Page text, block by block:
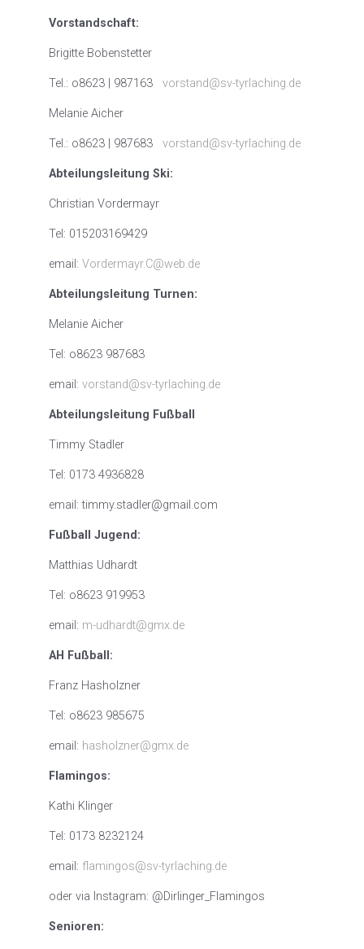
Vorstandschaft:
Brigitte Bobenstetter
Tel.: o8623 | 987163 vorstand@sv-tyrlaching.de
Melanie Aicher
Tel.: o8623 | 987683 vorstand@sv-tyrlaching.de
Abteilungsleitung Ski:
Christian Vordermayr
Tel: 015203169429
email: Vordermayr.C@web.de
Abteilungsleitung Turnen:
Melanie Aicher
Tel: o8623 987683
email: vorstand@sv-tyrlaching.de
Abteilungsleitung Fußball
Timmy Stadler
Tel: 0173 4936828
email: timmy.stadler@gmail.com
Fußball Jugend:
Matthias Udhardt
Tel: o8623 919953
email: m-udhardt@gmx.de
AH Fußball:
Franz Hasholzner
Tel: o8623 985675
email: hasholzner@gmx.de
Flamingos:
Kathi Klinger
Tel: 0173 8232124
email: flamingos@sv-tyrlaching.de
oder via Instagram: @Dirlinger_Flamingos
Senioren: